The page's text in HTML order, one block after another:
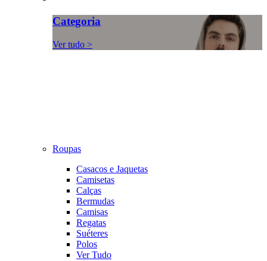
Categoria
Ver tudo >
Roupas
Casacos e Jaquetas
Camisetas
Calças
Bermudas
Camisas
Regatas
Suéteres
Polos
Ver Tudo